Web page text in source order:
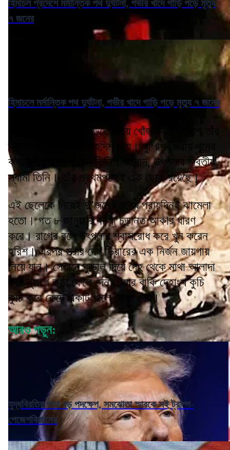
হিমাচল প্রদেশে মর্মান্তিক পথ দুর্ঘটনা, গভীর খাদে গাড়ি পড়ে মৃত্যু
৭ জনের
হিমাচলে মর্মান্তিক পথ দুর্ঘটনা, গভীর খাদে গাড়ি পড়ে মৃত্যু ৭ জনের
এরাজ্যের বাসিন্দা। বাড়িতে গিয়ে খোঁজ করলে পুলিশ তাঁর
স্বামী হরিশ হিপ্পারগির হদিশ পায়। পুলিশি জেরায় খুনের
কথা স্বীকার করে নেন তিনি। জানান, উৎপলার দ্বিতীয়
স্বামী তিনি। তাঁর প্রথমপক্ষের এক ছেলে রয়েছে।
এই ছেলেকে নিয়েই দু’জনের মধ্যে প্রায়দিনই ঝামেলা
হতো। গত ৮ জানুয়ারি বচসা চূড়ান্ত আকার ধারণ
করে। রাগের বসে উৎপলার শ্বাসরোধ করে খুন করেন
হরিশ। এরপর স্ত্রীর দেহ ভিরারের এক নির্জন জায়গায়
নিয়ে যান। সেখানে কুড়াল দিয়ে দেহ থেকে মাথা আলাদা
করে ব্যাগে ভরে ফেলে দেন। আর বাকি দেহাংশ কুচি
কুচি করে কেটে একটি খালে ফেলে দেয়।
আরও পড়ুন:
যুদ্ধবিরতির পথে বড় পদক্ষেপ, সমঝোতা স্মারকে সই ট্রাম্প-
পেজেশকিয়ানের